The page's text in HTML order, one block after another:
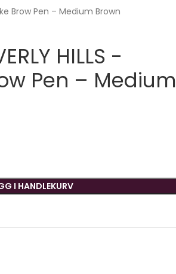
Brow Pen – Medium Brown
HILLS -
Pen – Medium
I HANDLEKURV